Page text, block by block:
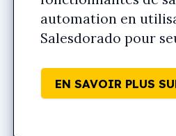
automation en
Salesdorado pour
EN SAVOIR PLUS